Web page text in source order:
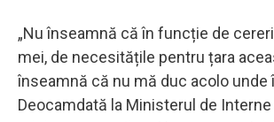
„Nu înseamnă că în funcție de
mei, de necesitățile pentru țara
înseamnă că nu mă duc acolo unde
Deocamdată la Ministerul de